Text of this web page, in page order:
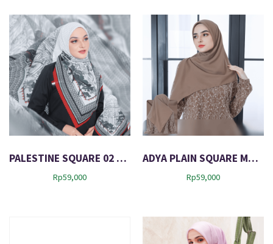
PALESTINE SQUARE 02 WHITE
Rp59,000
ADYA PLAIN SQUARE MARIE BROWN
Rp59,000